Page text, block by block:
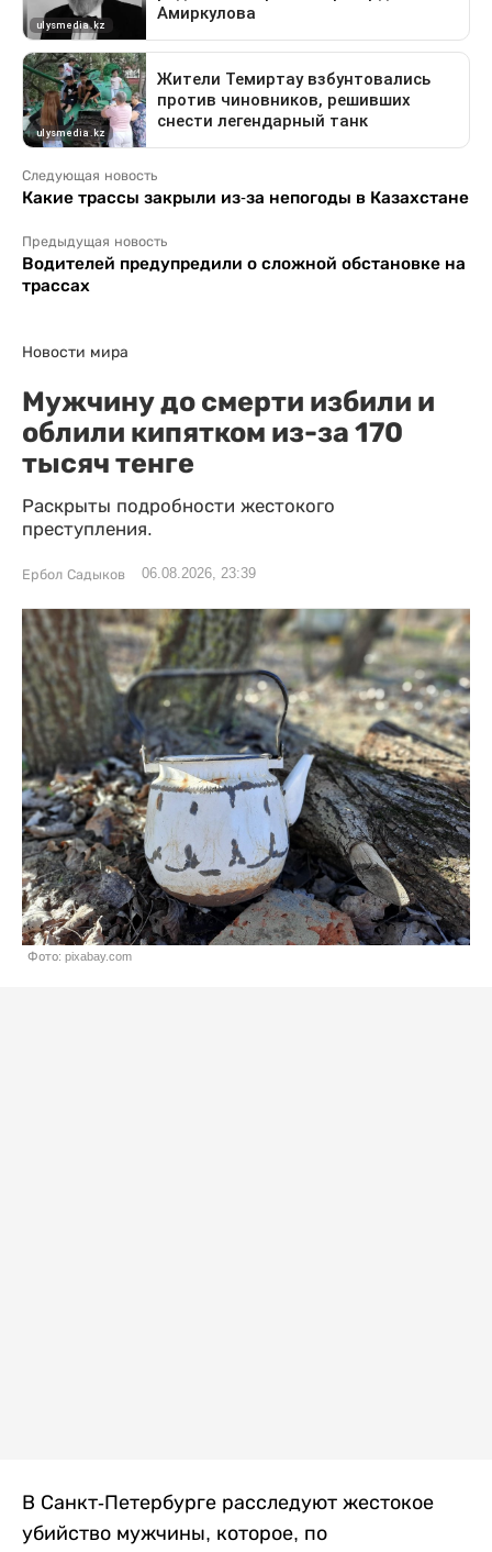
Следующая новость
Какие трассы закрыли из-за непогоды в Казахстане
Предыдущая новость
Водителей предупредили о сложной обстановке на
трассах
Новости мира
Мужчину до смерти избили и
облили кипятком из-за 170
тысяч тенге
Раскрыты подробности жестокого
преступления.
Ербол Садыков 06.08.2026, 23:39
Фото: pixabay.com
В Санкт-Петербурге расследуют жестокое
убийство мужчины, которое, по